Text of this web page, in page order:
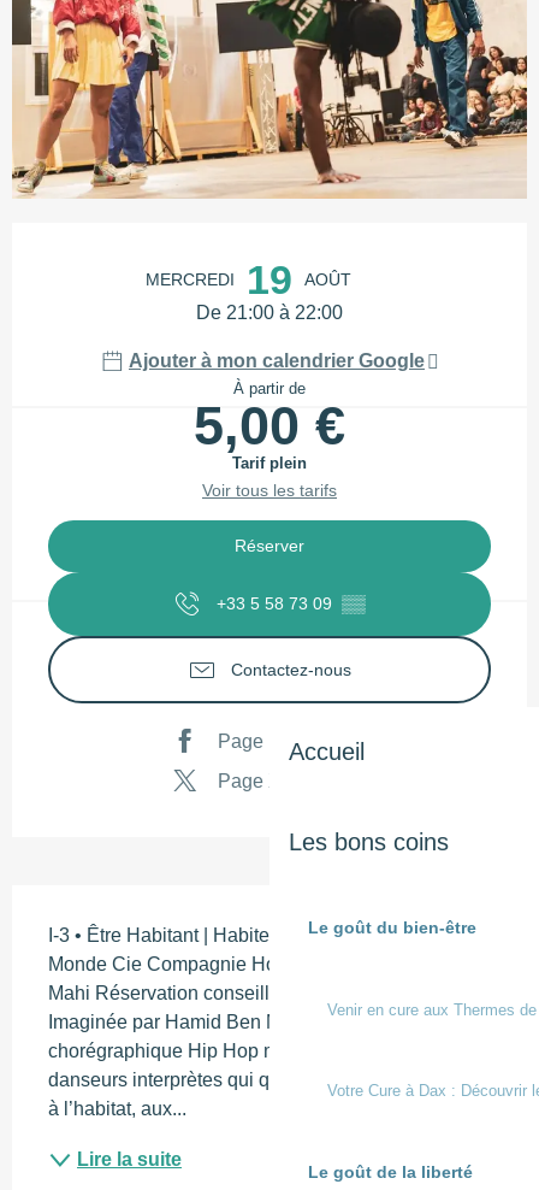
Accueil
Les bons coins
Le goût du bien-être
Venir en cure aux Thermes
Votre Cure à Dax : Découvrir
Le goût de la liberté
MERCREDI 19 AOÛT
De 21:00 à 22:00
Ajouter à mon calendrier Google
À partir de
5,00 €
Tarif plein
Voir tous les tarifs
Réserver
+33 5 58 73 09 ▒▒
Contactez-nous
Page Facebook
Page X
I-3 • Être Habitant | Habiter Sensiblement Notre
Monde Cie Compagnie Hors série - Hamid Ben
Mahi Réservation conseillée Accessible dès 10 ans
Imaginée par Hamid Ben Mahi, cette pièce
chorégraphique Hip Hop met en scène cinq
danseurs interprètes qui questionnent notre rapport
à l’habitat, aux...
Lire la suite